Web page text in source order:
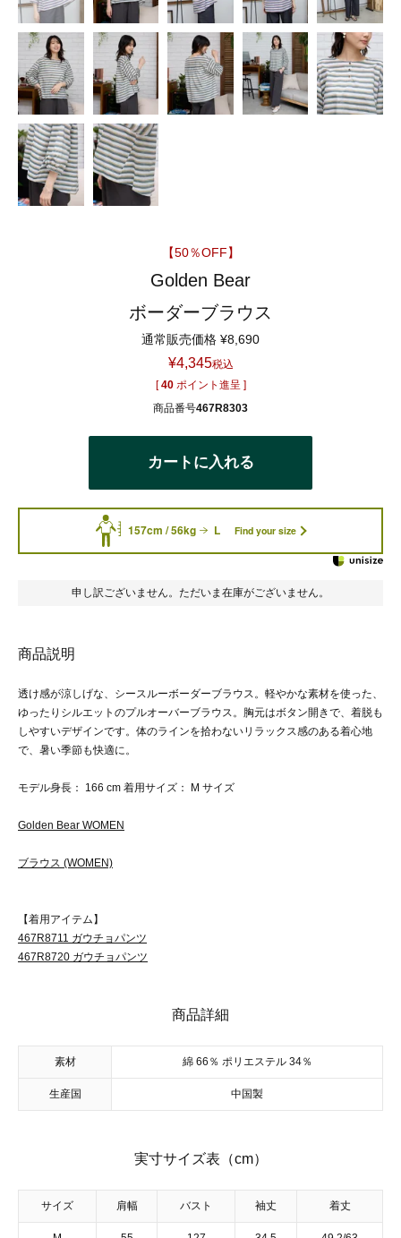
【50％OFF】
Golden Bear
ボーダーブラウス
通常販売価格 ¥8,690
¥4,345税込
[ 40 ポイント進呈 ]
商品番号467R8303
カートに入れる
157cm / 56kg L Find your size
申し訳ございません。ただいま在庫がございません。
商品説明
透け感が涼しげな、シースルーボーダーブラウス。軽やかな素材を使った、
ゆったりシルエットのプルオーバーブラウス。胸元はボタン開きで、着脱も
しやすいデザインです。体のラインを拾わないリラックス感のある着心地
で、暑い季節も快適に。
モデル身長： 166 cm 着用サイズ： M サイズ
Golden Bear WOMEN
ブラウス (WOMEN)
【着用アイテム】
467R8711 ガウチョパンツ
467R8720 ガウチョパンツ
商品詳細
素材 綿 66％ ポリエステル 34％
生産国 中国製
実寸サイズ表（cm）
サイズ 肩幅 バスト 袖丈 着丈